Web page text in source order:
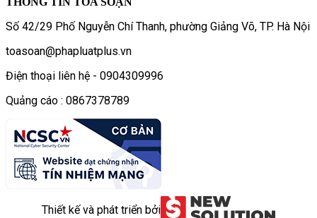
Số 42/29 Phố Nguyễn Chí Thanh, phường Giảng Võ, TP. Hà Nội
toasoan@phapluatplus.vn
Điện thoại liên hệ - 0904309996
Quảng cáo : 0867378789
Thiết kế và phát triển bởi